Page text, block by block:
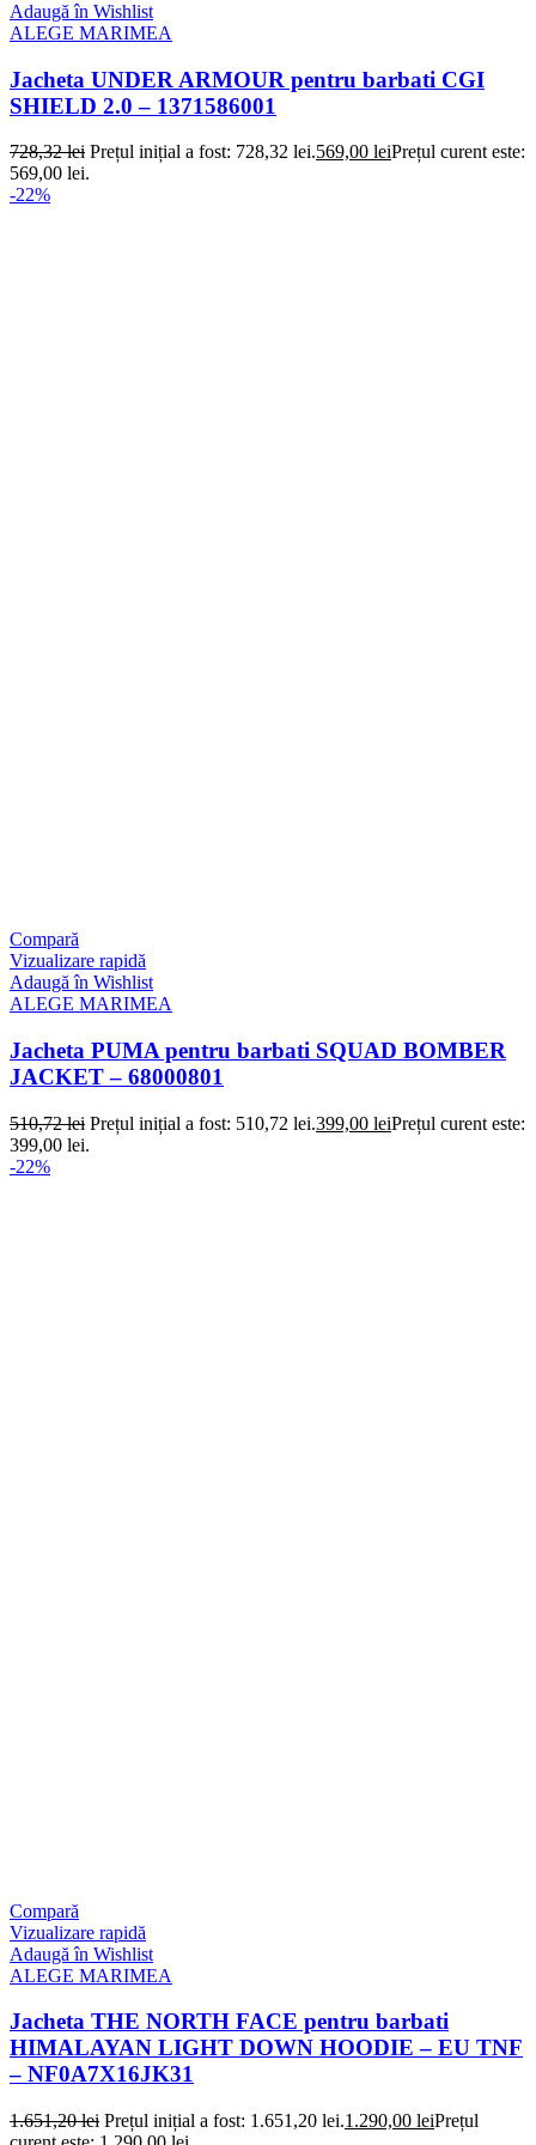
Adaugă în Wishlist
ALEGE MARIMEA
Jacheta UNDER ARMOUR pentru barbati CGI
SHIELD 2.0 – 1371586001
728,32lei Prețul inițial a fost: 728,32 lei.569,00 leiPrețul curent este:
569,00 lei.
-22%
Compară
Vizualizare rapidă
Adaugă în Wishlist
ALEGE MARIMEA
Jacheta PUMA pentru barbati SQUAD BOMBER
JACKET – 68000801
510,72lei Prețul inițial a fost: 510,72 lei.399,00 leiPrețul curent este:
399,00 lei.
-22%
Compară
Vizualizare rapidă
Adaugă în Wishlist
ALEGE MARIMEA
Jacheta THE NORTH FACE pentru barbati
HIMALAYAN LIGHT DOWN HOODIE – EU TNF
– NF0A7X16JK31
1.651,20lei Prețul inițial a fost: 1.651,20 lei.1.290,00 leiPrețul